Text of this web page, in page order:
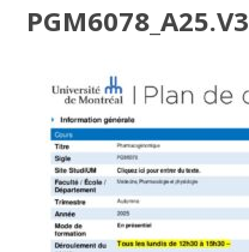
PGM6078_A25.V3